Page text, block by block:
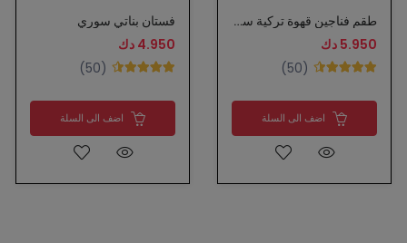
طقم فناجين قهوة تركية سيراميك
5.950 دك
(50)
اضف الى السلة
فستان بناتي سوري
4.950 دك
(50)
اضف الى السلة